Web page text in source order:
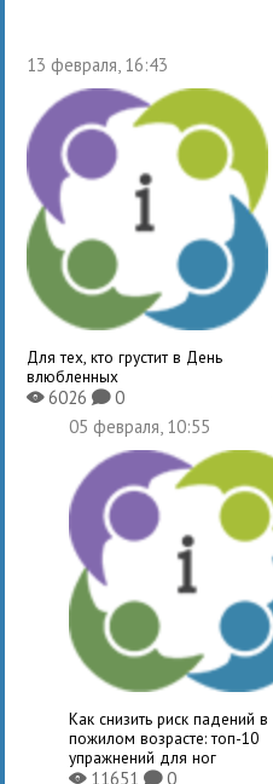
13 февраля, 16:43
Для тех, кто грустит в День
влюбленных
X6026K0
05 февраля, 10:55
Как снизить риск падений в
пожилом возрасте: топ-10
упражнений для ног
X11651K0